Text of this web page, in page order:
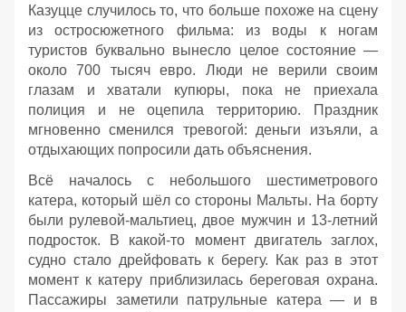
Казуцце случилось то, что больше похоже на сцену
из остросюжетного фильма: из воды к ногам
туристов буквально вынесло целое состояние —
около 700 тысяч евро. Люди не верили своим
глазам и хватали купюры, пока не приехала
полиция и не оцепила территорию. Праздник
мгновенно сменился тревогой: деньги изъяли, а
отдыхающих попросили дать объяснения.
Всё началось с небольшого шестиметрового
катера, который шёл со стороны Мальты. На борту
были рулевой‑мальтиец, двое мужчин и 13‑летний
подросток. В какой‑то момент двигатель заглох,
судно стало дрейфовать к берегу. Как раз в этот
момент к катеру приблизилась береговая охрана.
Пассажиры заметили патрульные катера — и в